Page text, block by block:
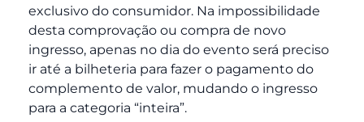
exclusivo do consumidor. Na impossibilidade
desta comprovação ou compra de novo
ingresso, apenas no dia do evento será preciso
ir até a bilheteria para fazer o pagamento do
complemento de valor, mudando o ingresso
para a categoria “inteira”.